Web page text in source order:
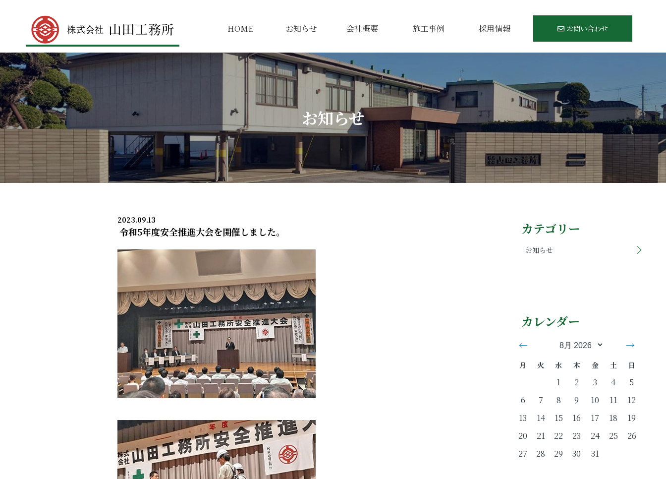
HOME お知らせ 会社概要 施工事例 採用情報 お問い合わせ
お知らせ
2023.09.13
令和5年度安全推進大会を開催しました。 カテゴリー
お知らせ
カレンダー
← →
月 火 水 木 金 土 日
1 2 3 4
5
6
7 8 9 10 11
12
13
14 15 16 17 18
19
20
21 22 23 24 25
26
27
28 29 30 31